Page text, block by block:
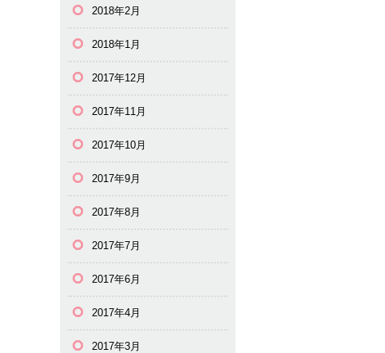
2018年2月
2018年1月
2017年12月
2017年11月
2017年10月
2017年9月
2017年8月
2017年7月
2017年6月
2017年4月
2017年3月